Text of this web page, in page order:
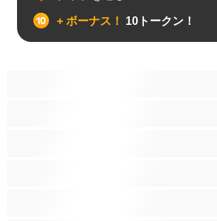
+ ボーナス！ 10トークン！